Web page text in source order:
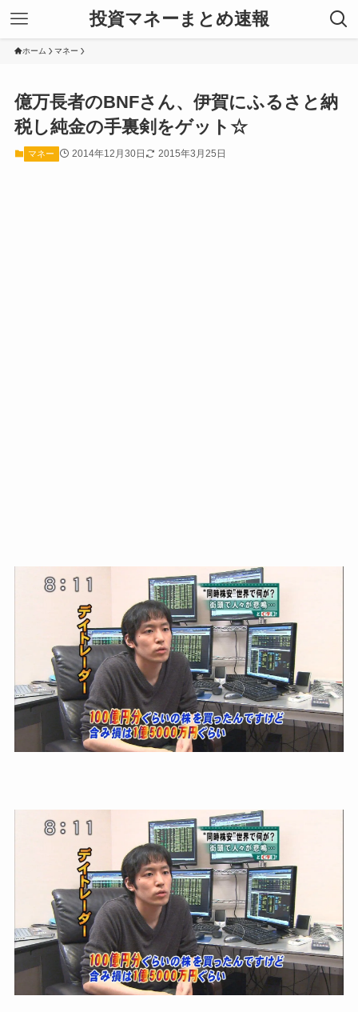
投資マネーまとめ速報
ホーム マネー
億万長者のBNFさん、伊賀にふるさと納
税し純金の手裏剣をゲット☆
マネー 2014年12月30日 2015年3月25日